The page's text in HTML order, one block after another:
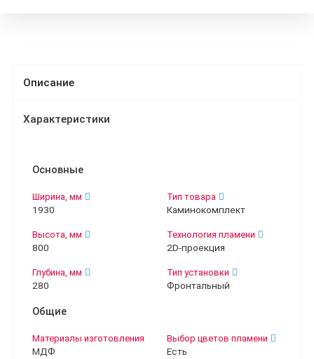
Описание
Характеристики
Основные
Ширина, мм
1930
Высота, мм
800
Глубина, мм
280
Тип товара
Каминокомплект
Технология пламени
2D-проекция
Тип установки
Фронтальный
Общие
Материалы изготовления
МДФ
Выбор цветов пламени
Есть